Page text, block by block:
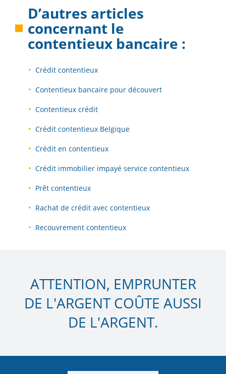
D’autres articles
concernant le
contentieux bancaire :
Crédit contentieux
Contentieux bancaire pour découvert
Contentieux crédit
Crédit contentieux Belgique
Crédit en contentieux
Crédit immobilier impayé service contentieux
Prêt contentieux
Rachat de crédit avec contentieux
Recouvrement contentieux
ATTENTION, EMPRUNTER
DE L'ARGENT COÛTE AUSSI
DE L'ARGENT.